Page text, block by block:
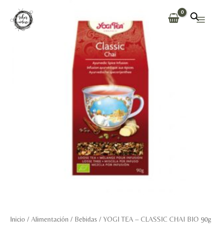
contenido
Inicio / Alimentación / Bebidas / YOGI TEA – CLASSIC CHAI BIO 90g